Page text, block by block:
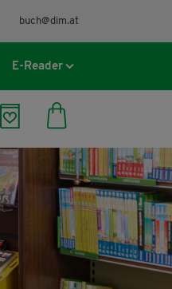
buch@dim.at
E-Reader